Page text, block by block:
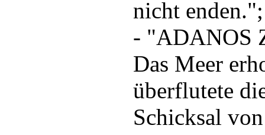
nicht enden."
- "ADANOS
Das Meer
überflutete
Schicksal